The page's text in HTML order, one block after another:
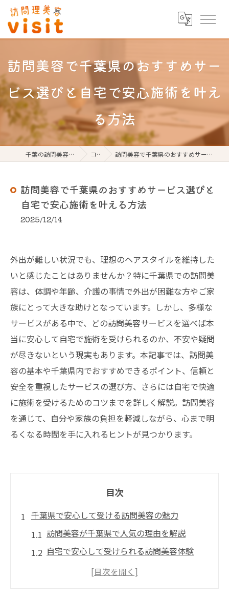
訪問美容で千葉県のおすすめサー
ビス選びと自宅で安心施術を叶え
る方法
千葉の訪問美容なら訪問理美容visit コラム 訪問美容で千葉県のおすすめサービス選びと自宅で安心施術を叶える方法
訪問美容で千葉県のおすすめサービス選びと
自宅で安心施術を叶える方法
2025/12/14
外出が難しい状況でも、理想のヘアスタイルを維持した
いと感じたことはありませんか？特に千葉県での訪問美
容は、体調や年齢、介護の事情で外出が困難な方やご家
族にとって大きな助けとなっています。しかし、多様な
サービスがある中で、どの訪問美容サービスを選べば本
当に安心して自宅で施術を受けられるのか、不安や疑問
が尽きないという現実もあります。本記事では、訪問美
容の基本や千葉県内でおすすめできるポイント、信頼と
安全を重視したサービスの選び方、さらには自宅で快適
に施術を受けるためのコツまでを詳しく解説。訪問美容
を通じて、自分や家族の負担を軽減しながら、心まで明
るくなる時間を手に入れるヒントが見つかります。
目次
千葉県で安心して受ける訪問美容の魅力
訪問美容が千葉県で人気の理由を解説
自宅で安心して受けられる訪問美容体験
千葉県内訪問美容のおすすめポイント紹介